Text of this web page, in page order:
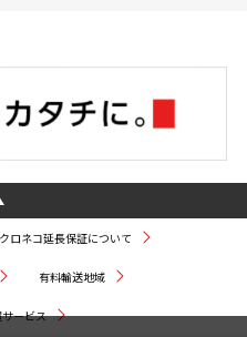
クロネコ延長保証について
有料輸送地域
ービス